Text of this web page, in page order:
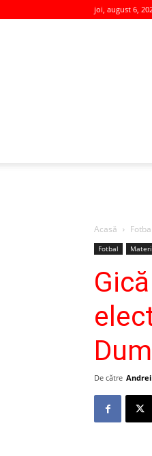
joi, august 6,
Acasă Fotbal
Fotbal
De către